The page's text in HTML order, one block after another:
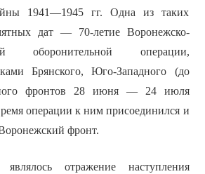
1941—1945 гг. Одна из таких
дат — 70-летие Воронежско-
оборонительной операции,
Брянского, Юго-Западного (до
фронтов 28 июня — 24 июля
операции к ним присоединился и
фронт.
отражение наступления